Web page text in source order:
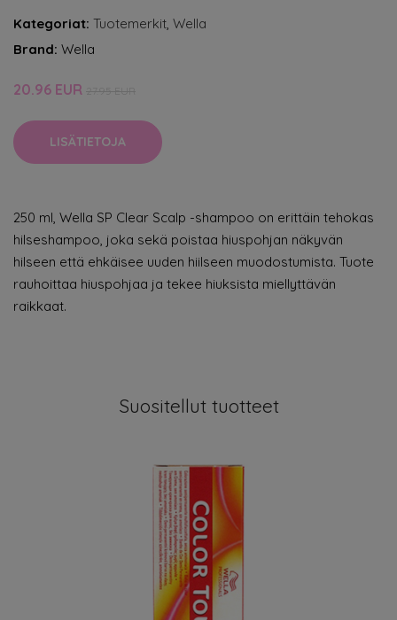
Kategoriat: Tuotemerkit, Wella
Brand: Wella
20.96 EUR
LISÄTIETOJA
250 ml, Wella SP Clear Scalp -shampoo on erittäin tehokas
hilseshampoo, joka sekä poistaa hiuspohjan näkyvän
hilseen että ehkäisee uuden hiilseen muodostumista. Tuote
rauhoittaa hiuspohjaa ja tekee hiuksista miellyttävän
raikkaat.
Suositellut tuotteet